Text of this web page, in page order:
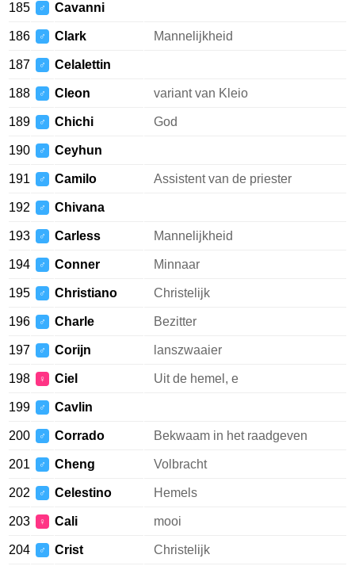
185 ♂ Cavanni
186 ♂ Clark Mannelijkheid
187 ♂ Celalettin
188 ♂ Cleon variant van Kleio
189 ♂ Chichi God
190 ♂ Ceyhun
191 ♂ Camilo Assistent van de priester
192 ♂ Chivana
193 ♂ Carless Mannelijkheid
194 ♂ Conner Minnaar
195 ♂ Christiano Christelijk
196 ♂ Charle Bezitter
197 ♂ Corijn lanszwaaier
198 ♀ Ciel Uit de hemel, e
199 ♂ Cavlin
200 ♂ Corrado Bekwaam in het raadgeven
201 ♂ Cheng Volbracht
202 ♂ Celestino Hemels
203 ♀ Cali mooi
204 ♂ Crist Christelijk